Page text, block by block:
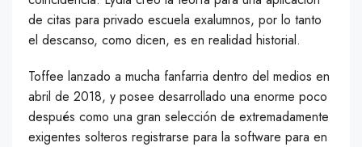
de citas para privado escuela exalumnos, por lo tanto
el descanso, como dicen, es en realidad historial.
Toffee lanzado a mucha fanfarria dentro del medios en
abril de 2018, y posee desarrollado una enorme poco
después como una gran selección de extremadamente
exigentes solteros registrarse para la software para en